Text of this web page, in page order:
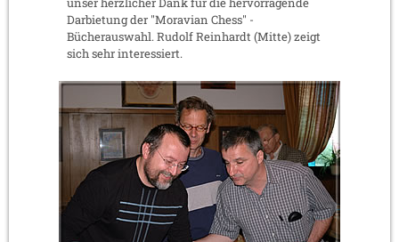
Darbietung der "Moravian Chess" -
Bücherauswahl. Rudolf Reinhardt (Mitte) zeigt
sich sehr interessiert.